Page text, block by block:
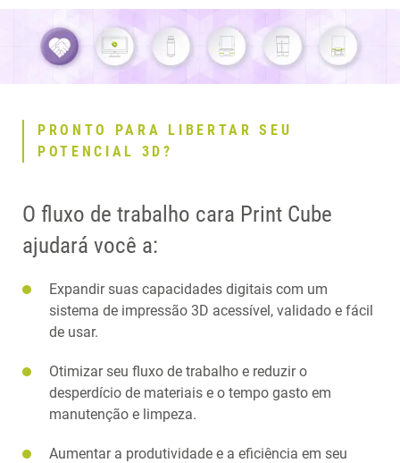
PRONTO PARA LIBERTAR SEU
POTENCIAL 3D?
O fluxo de trabalho cara Print Cube
ajudará você a:
Expandir suas capacidades digitais com um
sistema de impressão 3D acessível, validado e fácil
de usar.
Otimizar seu fluxo de trabalho e reduzir o
desperdício de materiais e o tempo gasto em
manutenção e limpeza.
Aumentar a produtividade e a eficiência em seu